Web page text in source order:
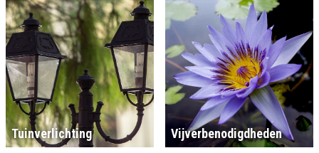
Tuinverlichting Vijverbenodigdheden